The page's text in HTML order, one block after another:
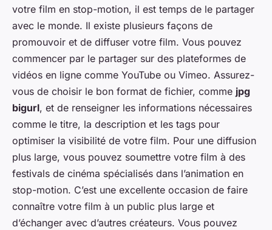
votre film en stop-motion, il est temps de le partager
avec le monde. Il existe plusieurs façons de
promouvoir et de diffuser votre film. Vous pouvez
commencer par le partager sur des plateformes de
vidéos en ligne comme YouTube ou Vimeo. Assurez-
vous de choisir le bon format de fichier, comme jpg
bigurl, et de renseigner les informations nécessaires
comme le titre, la description et les tags pour
optimiser la visibilité de votre film. Pour une diffusion
plus large, vous pouvez soumettre votre film à des
festivals de cinéma spécialisés dans l’animation en
stop-motion. C’est une excellente occasion de faire
connaître votre film à un public plus large et
d’échanger avec d’autres créateurs. Vous pouvez